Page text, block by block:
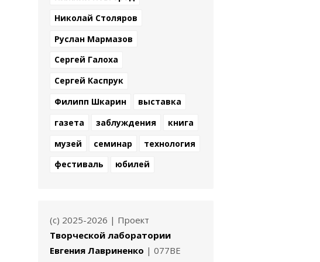
Николай Столяров
Руслан Мармазов
Сергей Галоха
Сергей Каспрук
Филипп Шкарин
выставка
газета
заблуждения
книга
музей
семинар
технология
фестиваль
юбилей
(c) 2025-2026 | Проект
Творческой лаборатории
Евгения Лавриненко | 077BE